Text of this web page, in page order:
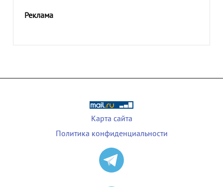
Реклама
Карта сайта
Политика конфиденциальности